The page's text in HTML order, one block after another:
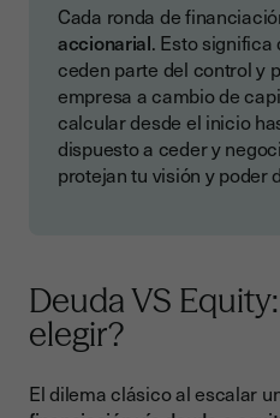
Cada ronda de
accionarial. Esto significa
ceden parte del control y
empresa a cambio de
calcular desde el inicio
dispuesto a ceder y
protejan tu visión y poder
Deuda VS
elegir?
El dilema clásico al escalar